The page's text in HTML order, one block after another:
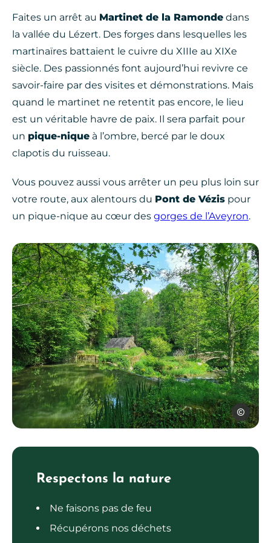
Faites un arrêt au Martinet de la Ramonde dans
la vallée du Lézert. Des forges dans lesquelles les
martinaïres battaient le cuivre du XIIIe au XIXe
siècle. Des passionnés font aujourd’hui revivre ce
savoir-faire par des visites et démonstrations. Mais
quand le martinet ne retentit pas encore, le lieu
est un véritable havre de paix. Il sera parfait pour
un pique-nique à l’ombre, bercé par le doux
clapotis du ruisseau.
Vous pouvez aussi vous arrêter un peu plus loin sur
votre route, aux alentours du Pont de Vézis pour
un pique-nique au cœur des gorges de l’Aveyron.
Martinet de la Ramonde, © Ouest Aveyron Tourisme
Ouest
Respectons la nature
Ne faisons pas de feu
Récupérons nos déchets